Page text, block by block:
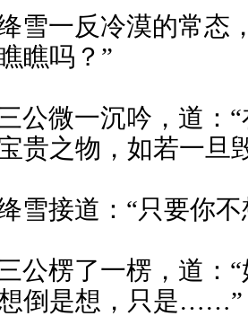
雪一反冷漠的常态
瞧吗？”
公微一沉吟，道：
贵之物，如若一
雪接道：“只要你
公楞了一楞，道：
倒是想，只是……”